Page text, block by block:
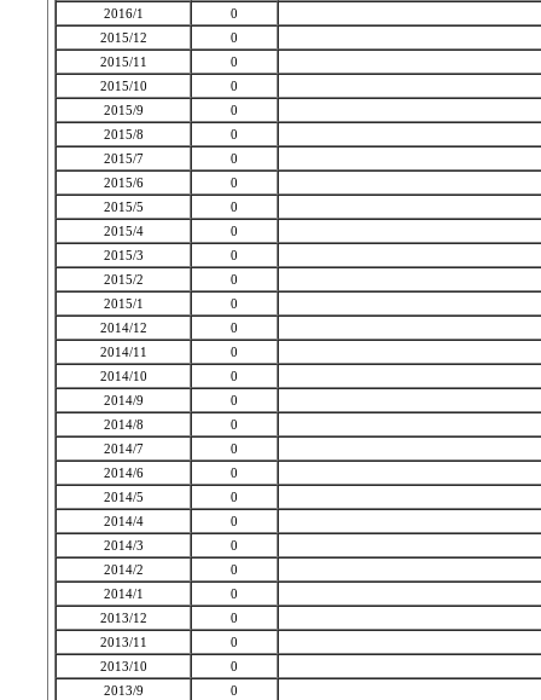
2016/1
0
2015/12
0
2015/11
0
2015/10
0
2015/9
0
2015/8
0
2015/7
0
2015/6
0
2015/5
0
2015/4
0
2015/3
0
2015/2
0
2015/1
0
2014/12
0
2014/11
0
2014/10
0
2014/9
0
2014/8
0
2014/7
0
2014/6
0
2014/5
0
2014/4
0
2014/3
0
2014/2
0
2014/1
0
2013/12
0
2013/11
0
2013/10
0
2013/9
0